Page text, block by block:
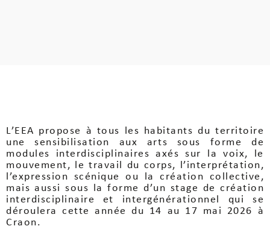
L’EEA propose à tous les habitants du territoire
une sensibilisation aux arts sous forme de
modules interdisciplinaires axés sur la voix, le
mouvement, le travail du corps, l’interprétation,
l’expression scénique ou la création collective,
mais aussi sous la forme d’un stage de création
interdisciplinaire et intergénérationnel qui se
déroulera cette année du 14 au 17 mai 2026 à
Craon.